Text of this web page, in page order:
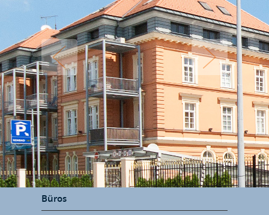
Büros